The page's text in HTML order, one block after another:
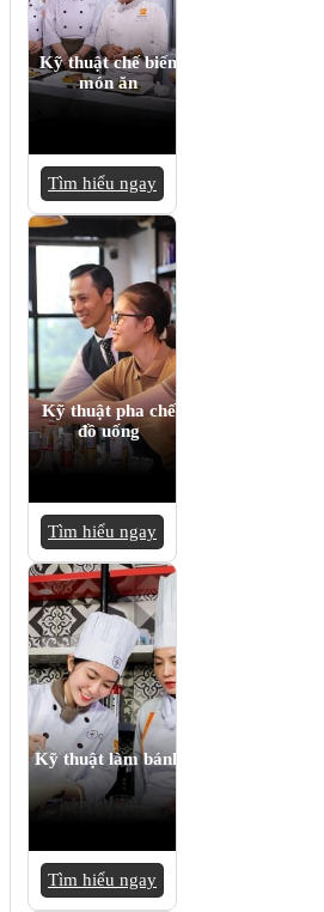
Kỹ thuật chế biến
món ăn
Tìm hiểu ngay
Kỹ thuật pha chế
đồ uống
Tìm hiểu ngay
Kỹ thuật làm bánh
Tìm hiểu ngay